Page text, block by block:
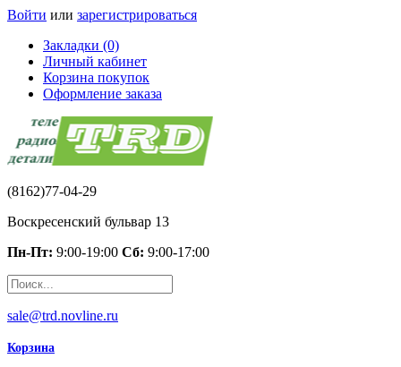
Войти или зарегистрироваться
Закладки (0)
Личный кабинет
Корзина покупок
Оформление заказа
(8162)77-04-29
Воскресенский бульвар 13
Пн-Пт: 9:00-19:00 Сб: 9:00-17:00
sale@trd.novline.ru
Корзина